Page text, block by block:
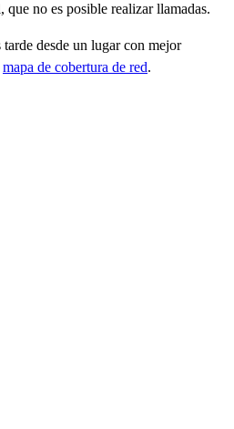
que no es posible realizar llamadas.
desde un lugar con mejor
mapa de cobertura de red.